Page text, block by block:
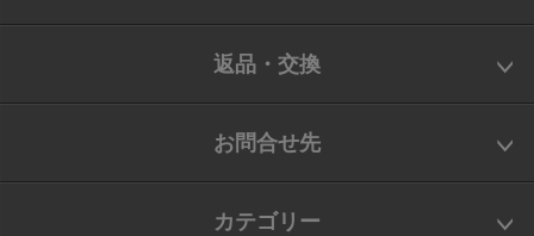
返品・交換
お問合せ先
カテゴリー